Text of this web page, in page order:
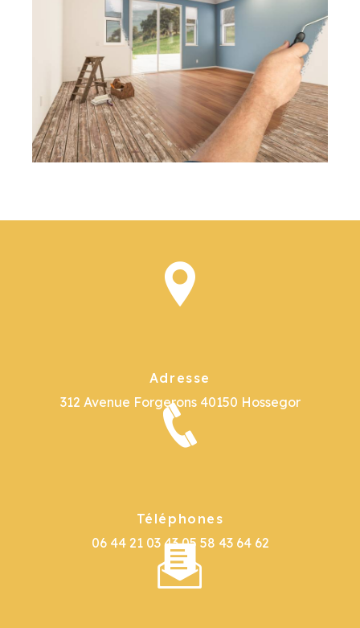
Adresse
312 Avenue Forgerons 40150 Hossegor
Téléphones
06 44 21 03 43 05 58 43 64 62